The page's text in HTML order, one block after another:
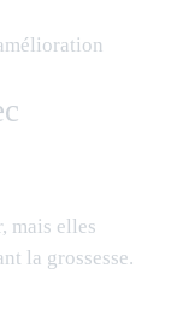
mais elles
la grossesse.